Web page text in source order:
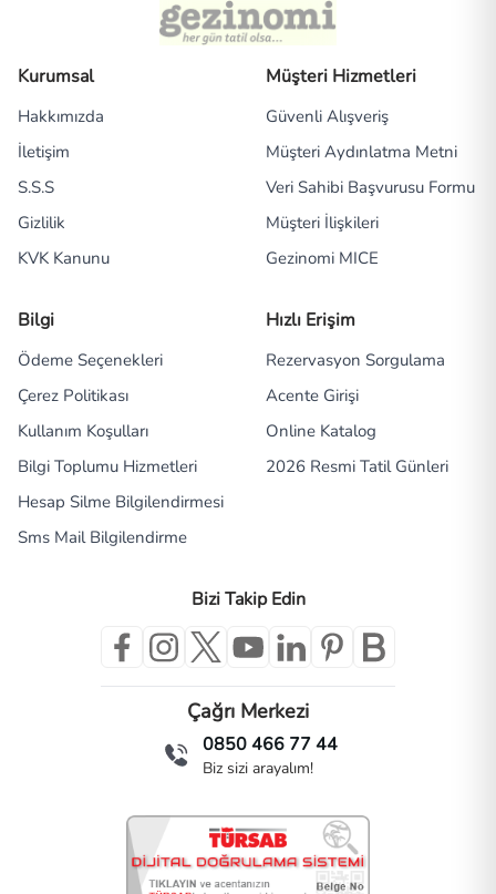
Kurumsal
Hakkımızda
İletişim
S.S.S
Gizlilik
KVK Kanunu
Müşteri Hizmetleri
Güvenli Alışveriş
Müşteri Aydınlatma Metni
Veri Sahibi Başvurusu Formu
Müşteri İlişkileri
Gezinomi MICE
Bilgi
Ödeme Seçenekleri
Çerez Politikası
Kullanım Koşulları
Bilgi Toplumu Hizmetleri
Hesap Silme Bilgilendirmesi
Sms Mail Bilgilendirme
Hızlı Erişim
Rezervasyon Sorgulama
Acente Girişi
Online Katalog
2026 Resmi Tatil Günleri
Bizi Takip Edin
Çağrı Merkezi
0850 466 77 44
Biz sizi arayalım!